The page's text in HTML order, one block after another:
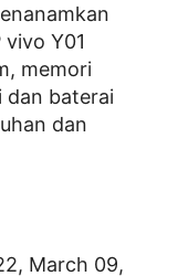
Y01
memori
dan baterai
dan
March 09,